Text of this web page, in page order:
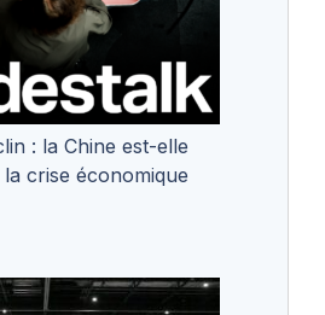
: la Chine est-elle
crise économique